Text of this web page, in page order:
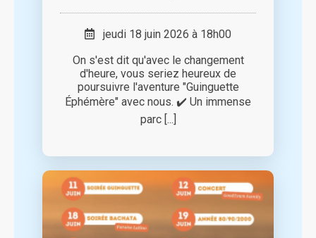
jeudi 18 juin 2026 à 18h00
On s'est dit qu'avec le changement
d'heure, vous seriez heureux de
poursuivre l'aventure "Guinguette
Éphémère" avec nous. ✔️ Un immense
parc [...]